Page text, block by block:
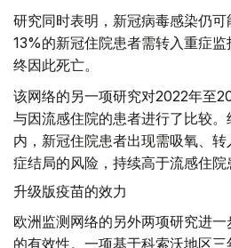
研究同时表明，新冠病毒感染仍可
13%的新冠住院患者需转入重症
终因此死亡。
该网络的另一项研究对2022年至
与因流感住院的患者进行了比较
内，新冠住院患者出现需吸氧、
症结局的风险，持续高于流感住院
升级版疫苗的效力
欧洲监测网络的另外两项研究进
的有效性。一项基于科索沃地区